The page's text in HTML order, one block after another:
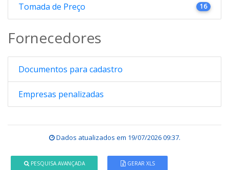
Tomada de Preço 16
Fornecedores
Documentos para cadastro
Empresas penalizadas
Dados atualizados em 19/07/2026 09:37.
PESQUISA AVANÇADA GERAR XLS